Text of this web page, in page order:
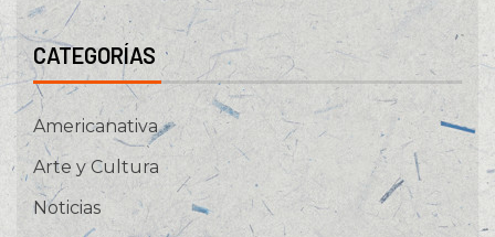
CATEGORÍAS
Americanativa
Arte y Cultura
Noticias